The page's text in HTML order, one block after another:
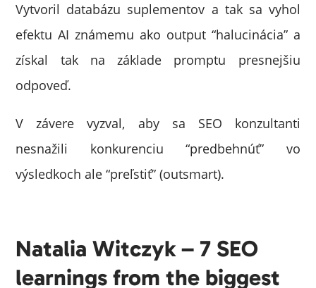
Vytvoril databázu suplementov a tak sa vyhol
efektu AI známemu ako output “halucinácia” a
získal tak na základe promptu presnejšiu
odpoveď.
V závere vyzval, aby sa SEO konzultanti
nesnažili konkurenciu “predbehnúť” vo
výsledkoch ale “preľstiť” (outsmart).
Natalia Witczyk – 7 SEO
learnings from the biggest